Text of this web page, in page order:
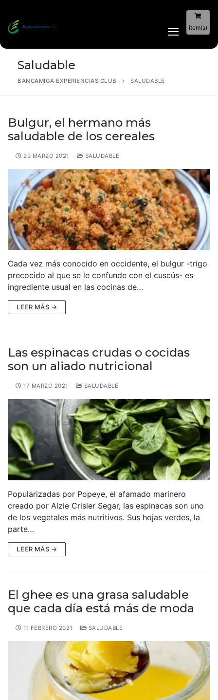
item(s)
Saludable
BANCAMIGA EXPERIENCIAS CLUB SALUDABLE
Bulgur, el hermano más
saludable de los cereales
29 MARZO 2021 SALUDABLE
Cada vez más conocido en occidente, el bulgur -trigo
precocido al que se le confunde con el cuscús- es
ingrediente usual en las cocinas de…
LEER MÁS →
Las espinacas crudas o cocidas
son un aliado nutricional
17 MARZO 2021 SALUDABLE
Popularizadas por Popeye, el afamado marinero
creado por Alzie Crisler Segar, las espinacas son uno
de los vegetales más nutritivos. Sus hojas verdes, la
parte…
LEER MÁS →
El ghee es una grasa saludable
que cada día está más de moda
11 FEBRERO 2021 SALUDABLE